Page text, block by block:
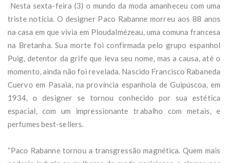
Nesta sexta-feira (3) o mundo da moda amanheceu com uma
triste notícia. O designer Paco Rabanne morreu aos 88 anos
na casa em que vivia em Ploudalmézeau, uma comuna francesa
na Bretanha. Sua morte foi confirmada pelo grupo espanhol
Puig, detentor da grife que leva seu nome, mas a causa, até o
momento, ainda não foi revelada. Nascido Francisco Rabaneda
Cuervo em Pasaia, na província espanhola de Guipúscoa, em
1934, o designer se tornou conhecido por sua estética
espacial, com um impressionante trabalho com metais, e
perfumes best-sellers.
“Paco Rabanne tornou a transgressão magnética. Quem mais